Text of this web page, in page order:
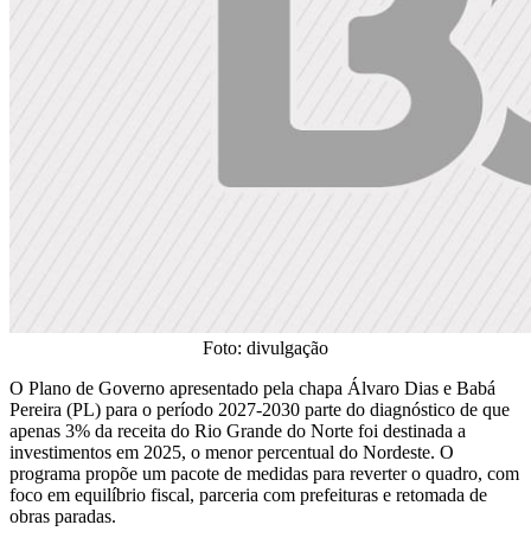
Foto: divulgação
O Plano de Governo apresentado pela chapa Álvaro Dias e Babá
Pereira (PL) para o período 2027-2030 parte do diagnóstico de que
apenas 3% da receita do Rio Grande do Norte foi destinada a
investimentos em 2025, o menor percentual do Nordeste. O
programa propõe um pacote de medidas para reverter o quadro, com
foco em equilíbrio fiscal, parceria com prefeituras e retomada de
obras paradas.